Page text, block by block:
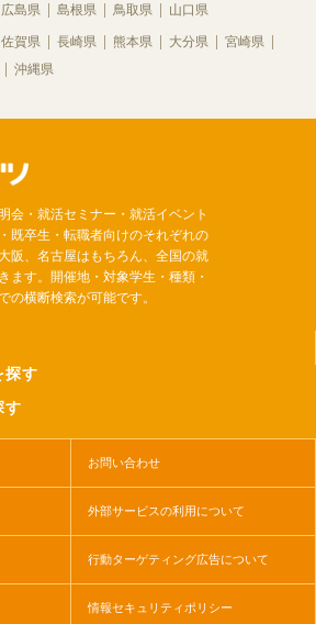
広島県 島根県 鳥取県 山口県
佐賀県 長崎県 熊本県 大分県
宮崎県
沖縄県
会・就活セミナー・就活イベント
既卒生・転職者向けのそれぞれの
阪、名古屋はもちろん、全国の就
ます。開催地・対象学生・種類・
の横断検索が可能です。
探す
す
お問い合わせ
外部サービスの利用について
行動ターゲティング広告について
情報セキュリティポリシー